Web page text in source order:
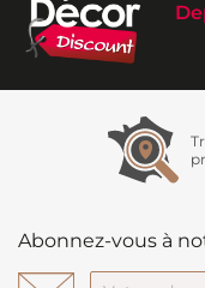
Abonnez-vous à